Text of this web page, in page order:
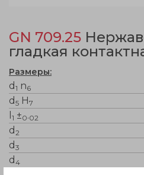
GN 709.25
гладкая
Размеры:
d 1 n6
d 5 H7
1 ±0.02
d 2
d 3
d 4